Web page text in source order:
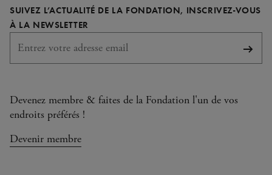
FacebookInstagram
YouTube
TikTok
SUIVEZ L’ACTUALITÉ DE LA FONDATION, INSCRIVEZ-VOUS
À LA NEWSLETTER
Devenez membre & faites de la Fondation l'un de vos
endroits préférés !
Devenir membre